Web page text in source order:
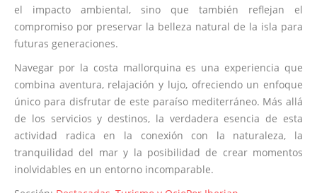
el impacto ambiental, sino que también reflejan el
compromiso por preservar la belleza natural de la isla para
futuras generaciones.
Navegar por la costa mallorquina es una experiencia que
combina aventura, relajación y lujo, ofreciendo un enfoque
único para disfrutar de este paraíso mediterráneo. Más allá
de los servicios y destinos, la verdadera esencia de esta
actividad radica en la conexión con la naturaleza, la
tranquilidad del mar y la posibilidad de crear momentos
inolvidables en un entorno incomparable.